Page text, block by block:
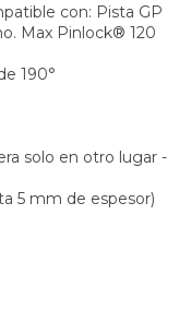
con: Pista GP
Max Pinlock® 120
190°
solo en otro lugar -
5 mm de espesor)